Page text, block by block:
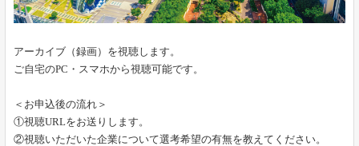
アーカイブ（録画）を視聴します。
ご自宅のPC ・スマホから視聴可能です。
＜お申込後の流れ＞
①視聴URLをお送りします。
②視聴いただいた企業について選考希望の有無を教えてください。